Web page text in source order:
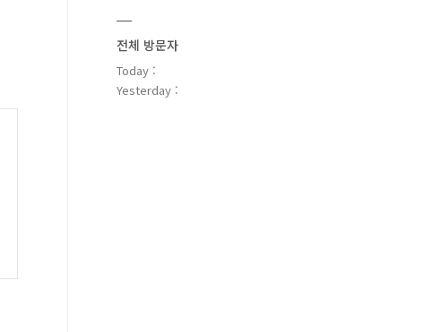
전체 방문자
Today :
Yesterday :